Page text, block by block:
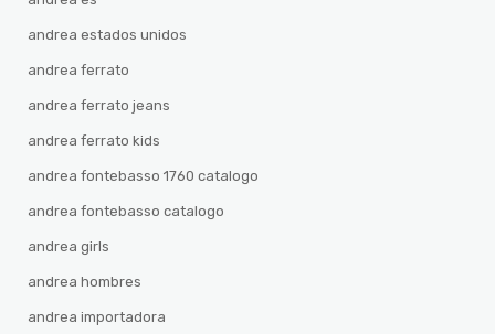
andrea estados unidos
andrea ferrato
andrea ferrato jeans
andrea ferrato kids
andrea fontebasso 1760 catalogo
andrea fontebasso catalogo
andrea girls
andrea hombres
andrea importadora